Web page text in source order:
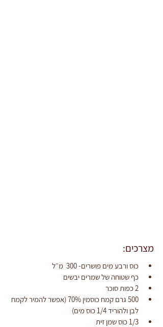
מצרכים:
כוס ורבע מים פושרים- 300  מ״ל
כף שטוחה של שמרים יבשים
2 כפות סוכר
500 גרם קמח כוסמין 70% (אפשר להמיר לקמח
לבן ולהוריד 1/4 כוס מים)
1/3 כוס שמן זית